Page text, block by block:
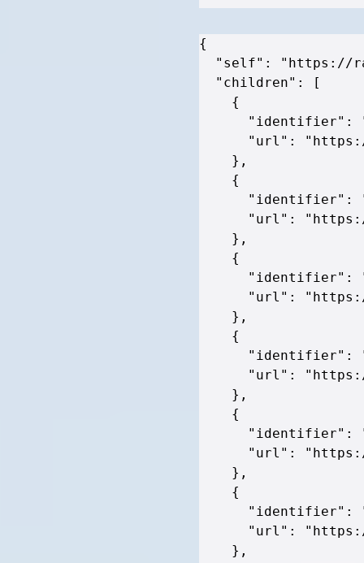
{
"self" :
"https://
"children" :
[
{
"identifier" :
"url" :
} ,
{
"identifier" :
"url" :
} ,
{
"identifier" :
"url" :
} ,
{
"identifier" :
"url" :
} ,
{
"identifier" :
"url" :
} ,
{
"identifier" :
"url" :
} ,